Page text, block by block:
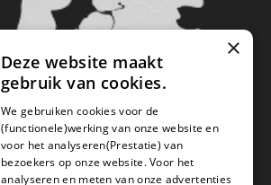
×
Deze website maakt
gebruik van cookies.
We gebruiken cookies voor de
(functionele)werking van onze website en
voor het analyseren(Prestatie) van
bezoekers op onze website. Voor het
analyseren en meten van onze advertenties